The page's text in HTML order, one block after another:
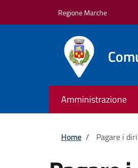
Regione Marche
Amministrazione
Briciole
Home / Pagare i